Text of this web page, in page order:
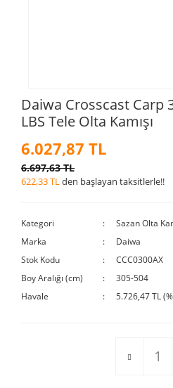
Daiwa Crosscast Carp
LBS Tele Olta Kamışı
6.027,87 TL
6.697,63 TL
622,33 TLden başlayan taksitlerle!!
Kategori
Sazan Olta
Marka
Daiwa
Stok Kodu
CCC0300AX
Boy Aralığı (cm)
305-504
Havale
5.726,47 TL